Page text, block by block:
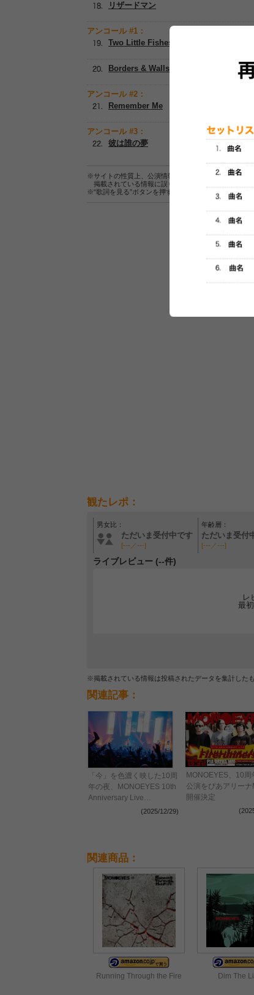
リザードマン
アンコール #1：
Two Little Fishes
Borders & Walls
アンコール #2：
Remember Me
アンコール #3：
彼は誰の夢
※サイトの性質上、公演情報およびセットリスト情報
掲載されている情報に誤りがある場合は、
※“歌詞を見る”ボタンを押すと、株式会社ページワンが
観たレポ：
男女比：
ただいま受付中です
[---／---]
年齢層：
ただいま受付
[---／---]
ライブレビュー (--件)
レ
最
※掲載されている情報は投稿されたデータを集計した
関連記事：
「今」を色濃く映した10周
年の夜、MONOEYES 10th
Anniversary Live
"Firerunners"オフィシャル
(2025/12/29)
MONOEYES、10周
公演をぴあアリーナ
開催決定
関連商品：
Running Through the Fire Dim The